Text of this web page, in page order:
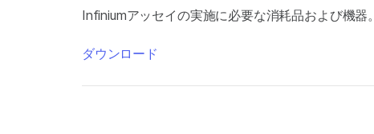
Infiniumアッセイの実施に必要な消耗品および機器。
ダウンロード